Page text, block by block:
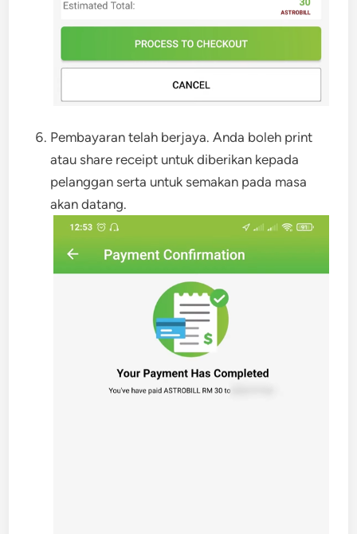
Pembayaran telah berjaya. Anda boleh print
atau share receipt untuk diberikan kepada
pelanggan serta untuk semakan pada masa
akan datang.